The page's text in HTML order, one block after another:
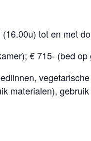
tot en met
€ 715- (bed op
materialen),